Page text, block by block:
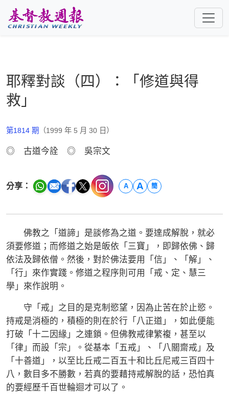
耶釋對談（四）：「修道與得
救」
第1814 期 （1999 年 5 月 30 日）
◎ 古道今詮 ◎ 吳宗文
分享： A A 簡
佛教之「道諦」是談修為之道。要達成解脫，就必
須要修道；而修道之始是皈依「三寶」，即歸依佛、歸
依法及歸依僧。然後，對於佛法要用「信」、「解」、
「行」來作實踐。修道之程序則可用「戒、定、慧三
學」來作說明。
守「戒」之目的是克制慾望，因為止苦在於止慾。
持戒是消極的，積極的則在於行「八正道」，如此便能
打破「十二因緣」之連鎖。但佛教戒律繁複，甚至以
「律」而設「宗」。從基本「五戒」、「八關齋戒」及
「十善道」，以至比丘戒二百五十和比丘尼戒三百四十
八，數目多不勝數，若真的要藉持戒解脫的話，恐怕真
的要經歷千百世輪迴才可以了。